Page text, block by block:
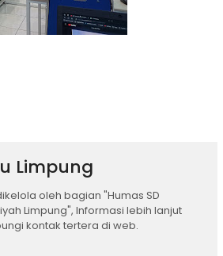
Limpung
oleh bagian "Humas SD
Limpung", Informasi lebih lanjut
kontak tertera di web.